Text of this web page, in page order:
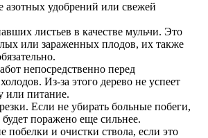
азотных удобрений или свежей
листьев в качестве мульчи. Это
или зараженных плодов, их также
непосредственно перед
Из-за этого дерево не успеет
или питание.
Если не убирать больные побеги,
будет поражено еще сильнее.
побелки и очистки ствола, если это